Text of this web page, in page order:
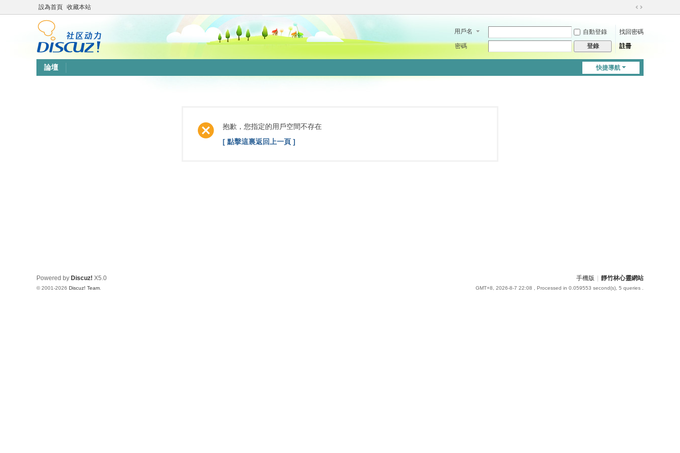
設為首頁 收藏本站
切
到
用戶名 自動登錄
找回密碼
密碼
登錄 註冊
快捷導航
論壇
抱歉，您指定的用戶空間不存在
[ 點擊這裏返回上一頁 ]
手機版 靜竹林心靈網站
GMT+8, 2026-8-7 22:08 , Processed in 0.059553 second(s), 5 queries .
Powered by Discuz! X5.0
© 2001-2026 Discuz! Team